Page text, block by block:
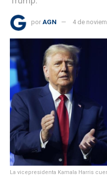
por AGN 4 de
La vicepresidenta Kamala Harris